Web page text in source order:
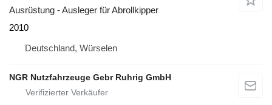
Ausrüstung - Ausleger für Abrollkipper
2010
Deutschland, Würselen
NGR Nutzfahrzeuge Gebr Ruhrig GmbH